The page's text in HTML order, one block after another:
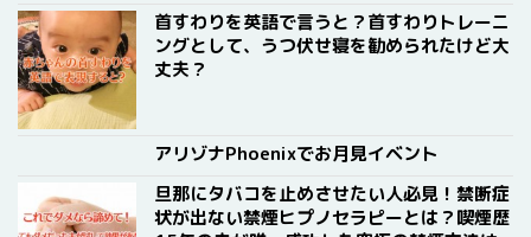
首すわりを英語で言うと？首すわりトレーニ
ングとして、うつ伏せ寝を勧められたけど大
丈夫？
アリゾナPhoenixでお月見イベント
旦那にタバコを止めさせたい人必見！禁断症
状が出ない禁煙ヒプノセラピーとは？喫煙歴